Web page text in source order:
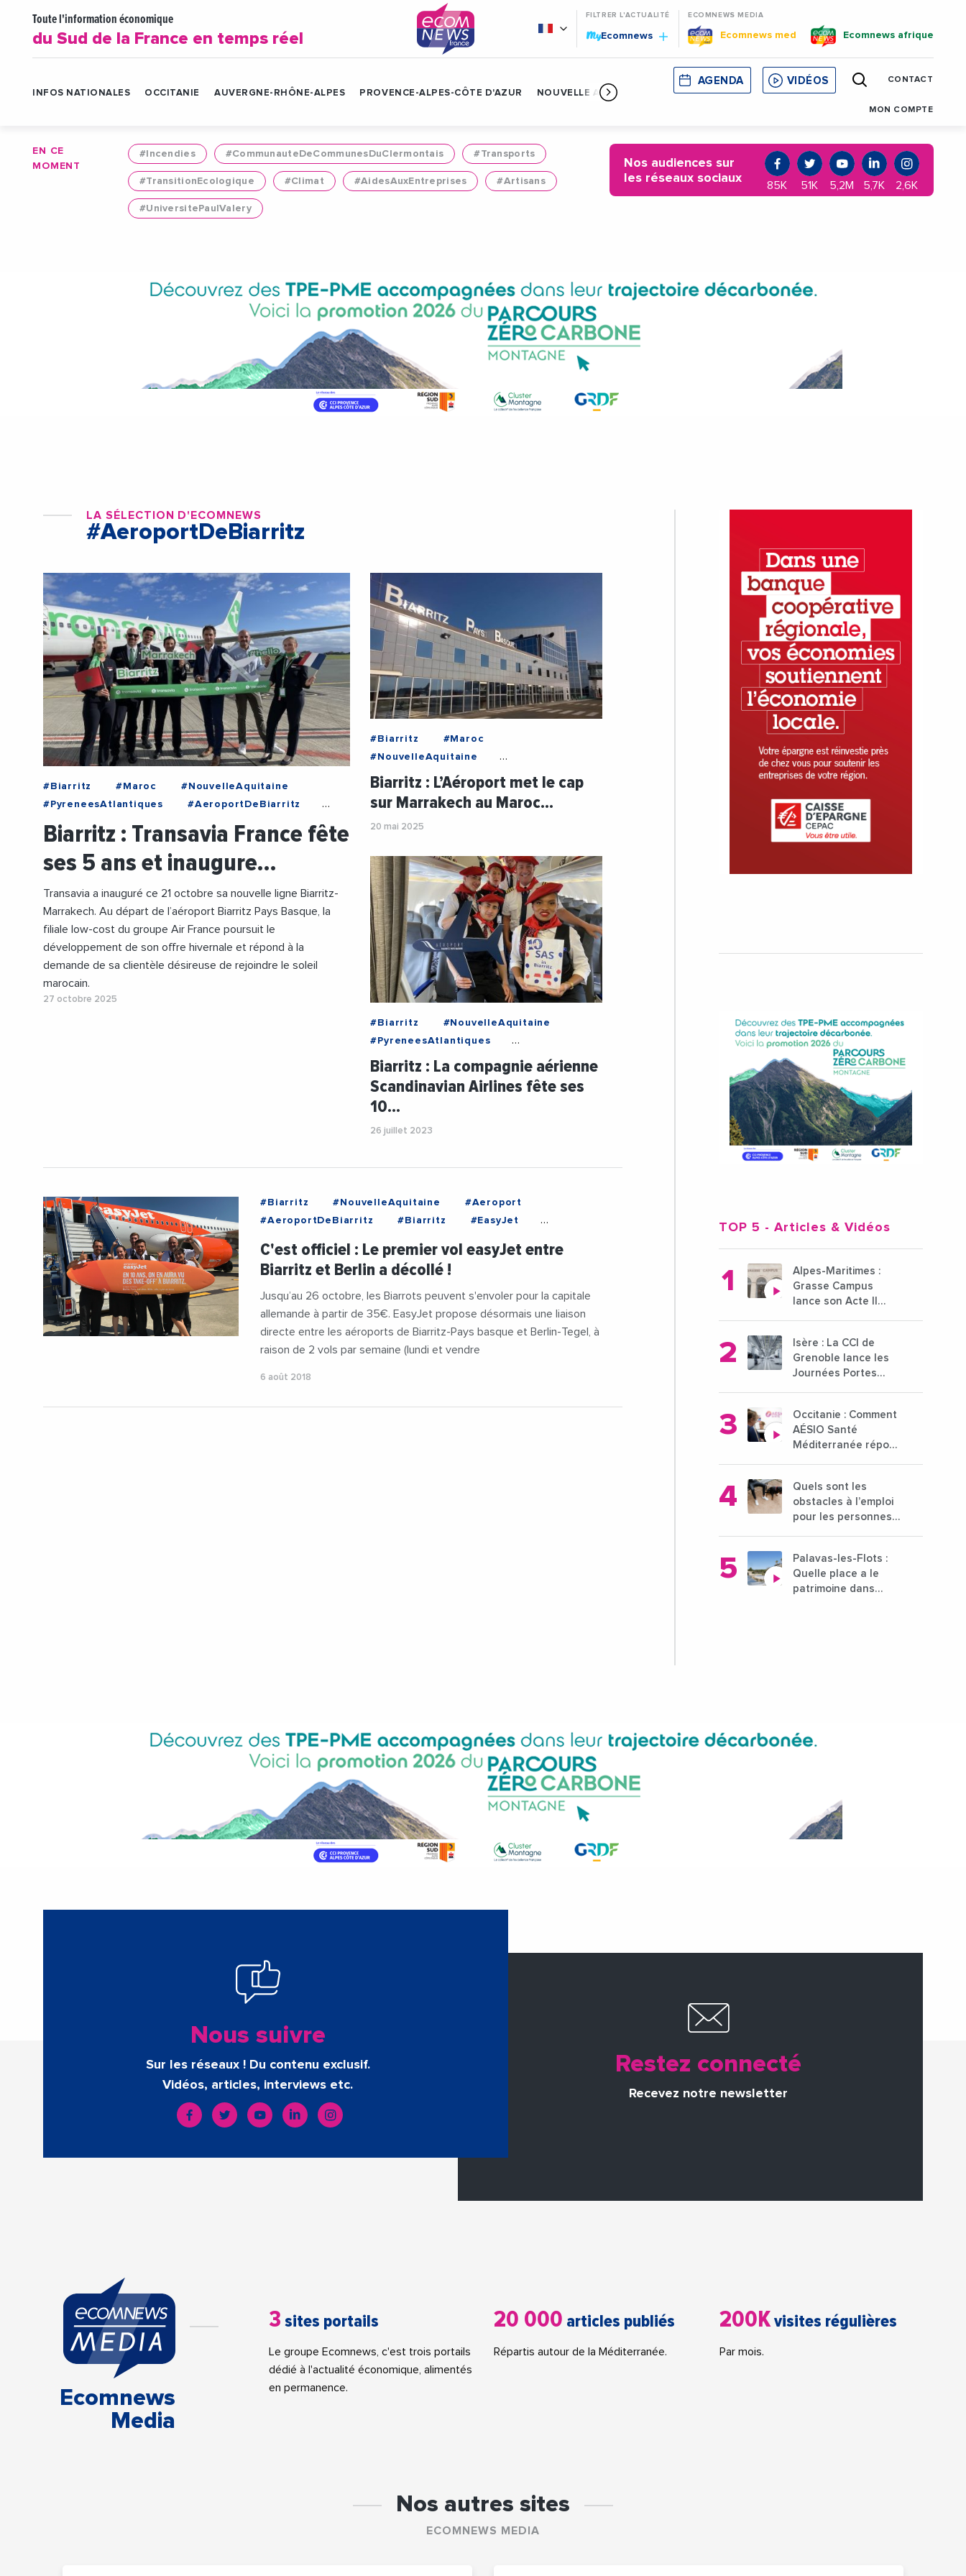
Toute l'information économique
du Sud de la France en temps réel
FILTRER L'ACTUALITÉ
MyEcomnews
ECOMNEWS MEDIA
Ecomnews med Ecomnews afrique
INFOS NATIONALES OCCITANIE AUVERGNE-RHÔNE-ALPES PROVENCE-ALPES-CÔTE D'AZUR NOUVELLE AQUITAINE CORSE MONACO CATALOGNE
AGENDA VIDÉOS CONTACT
MON COMPTE
EN CE
MOMENT
#Incendies #CommunauteDeCommunesDuClermontais #Transports
#TransitionEcologique #Climat #AidesAuxEntreprises #Artisans
#UniversitePaulValery
Nos audiences sur
les réseaux sociaux
85K 51K 5,2M 5,7K 2,6K
LA SÉLECTION D'ECOMNEWS
#AeroportDeBiarritz
#Biarritz #Maroc
#NouvelleAquitaine
#PyreneesAtlantiques
#AeroportDeBiarritz
#Tourisme
#Transports
#VieDesEntreprises
#Voyage
Biarritz : Transavia France fête
ses 5 ans et inaugure…
Transavia a inauguré ce 21 octobre sa nouvelle ligne Biarritz-
Marrakech. Au départ de l’aéroport Biarritz Pays Basque, la
filiale low-cost du groupe Air France poursuit le
développement de son offre hivernale et répond à la
demande de sa clientèle désireuse de rejoindre le soleil
marocain.
27 octobre 2025
#Biarritz
#Maroc
#NouvelleAquitaine
#PyreneesAtlantiques
#Aeroport
#AeroportDeBiarritz
#EcomnewsMed
#Tourisme
#Transavia
Biarritz : L’Aéroport met le cap
sur Marrakech au Maroc…
20 mai 2025
#Biarritz
#NouvelleAquitaine
#PyreneesAtlantiques
#Aeronautique
#Aviation
#Economie
#Mobilite
#Tourisme
#VieDesEntreprises
Biarritz : La compagnie aérienne
Scandinavian Airlines fête ses
10…
26 juillet 2023
#Biarritz #NouvelleAquitaine
#Aeroport
#AeroportDeBiarritz
#Biarritz
#EasyJet
C'est officiel : Le premier vol easyJet entre
Biarritz et Berlin a décollé !
Jusqu’au 26 octobre, les Biarrots peuvent s'envoler pour la capitale
allemande à partir de 35€. EasyJet propose désormais une liaison
directe entre les aéroports de Biarritz-Pays basque et Berlin-Tegel, à
raison de 2 vols par semaine (lundi et vendre
6 août 2018
TOP 5 - Articles & Vidéos
Alpes-Maritimes :
Grasse Campus
lance son Acte II
pour l'enseignement
supérieur
Isère : La CCI de
Grenoble lance les
Journées Portes
21 octobre 2024
Occitanie : Comment
AÉSIO Santé
Méditerranée répond
médicaux ?
Quels sont les
obstacles à l’emploi
pour les personnes
Palavas-les-Flots :
Quelle place a le
patrimoine dans
Nous suivre
Sur les réseaux ! Du contenu exclusif.
Vidéos, articles, interviews etc.
Restez connecté
Recevez notre newsletter
Ecomnews
Media
3 sites portails
Le groupe Ecomnews, c'est trois portails
dédié à l'actualité économique, alimentés
en permanence.
20 000 articles publiés
Répartis autour de la Méditerranée.
200Kvisites régulières
Par mois.
Nos autres sites
ECOMNEWS MEDIA